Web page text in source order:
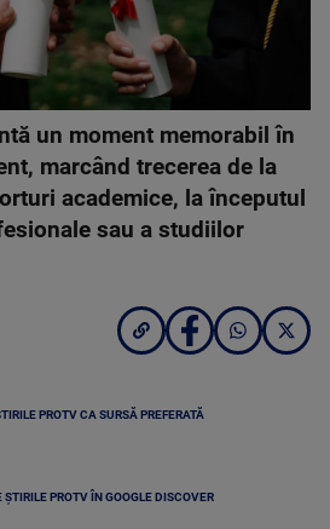
un moment memorabil în
marcând trecerea de la
academice, la începutul
sau a studiilor
PROTV CA SURSĂ PREFERATĂ
ȘTIRILE PROTV ÎN GOOGLE DISCOVER